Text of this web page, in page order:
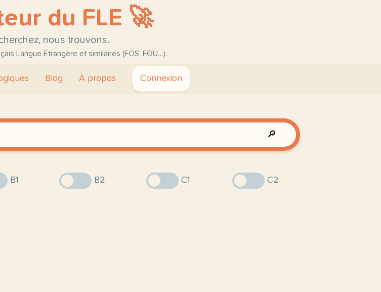
du FLE 🚀
nous trouvons.
Langue Étrangère et similaires (FOS, FOU…).
Blog À propos Connexion
🔎
B1 B2 C1 C2